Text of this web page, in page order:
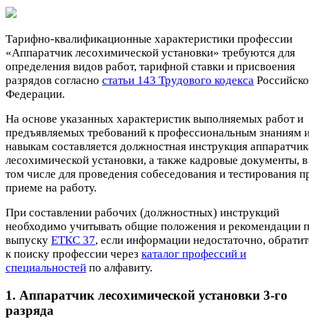
Тарифно-квалификационные характеристики профессии
«Аппаратчик лесохимической установки» требуются для
определения видов работ, тарифной ставки и присвоения
разрядов согласно статьи 143 Трудового кодекса
Федерации.
На основе указанных характеристик выполняемых работ и
предъявляемых требований к профессиональным знаниям
навыкам составляется должностная инструкция
лесохимической установки, а также кадровые документы, в
том числе для проведения собеседования и тестирования
приеме на работу.
При составлении рабочих (должностных) инструкций
необходимо учитывать общие положения и рекомендации
выпуску ЕТКС 37, если информации недостаточно,
к поиску профессии через каталог профессий и
специальностей по алфавиту.
1. Аппаратчик лесохимической установки 3-го
разряда